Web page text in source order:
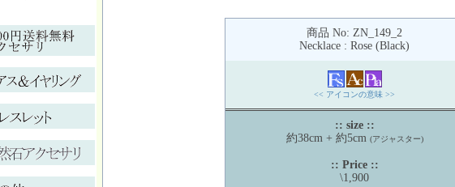
商品 No: ZN_149_2
Necklace : Rose (Black)
<< アイコンの意味 >>
:: size ::
約38cm + 約5cm (アジャスター)
:: Price ::
\1,900